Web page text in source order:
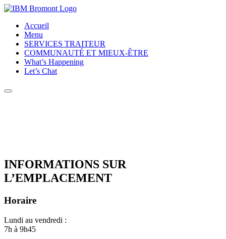
Accueil
Menu
SERVICES TRAITEUR
COMMUNAUTÉ ET MIEUX-ÊTRE
What’s Happening
Let’s Chat
INFORMATIONS SUR
L’EMPLACEMENT
Horaire
Lundi au vendredi :
7h à 9h45